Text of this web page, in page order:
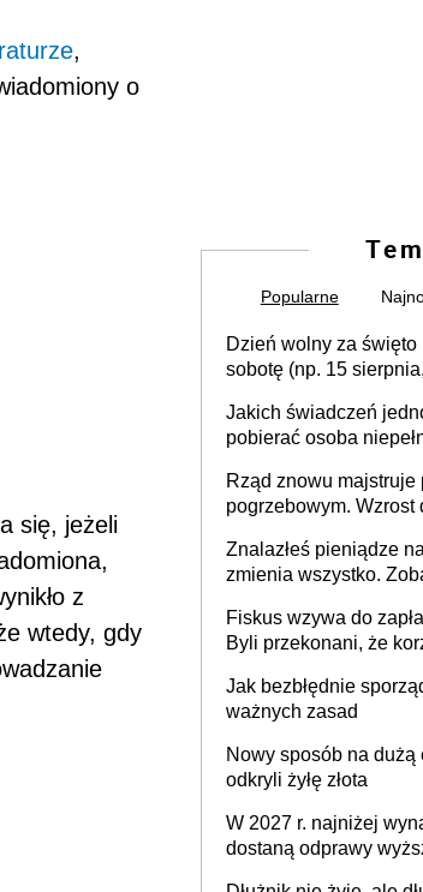
,
o
się, jeżeli
z
wtedy, gdy
Popularne
Dzień wolny za
sobotę (np. 15
pracodawcy (sektor
publiczna),
Jakich świadczeń
pobierać osoba
Rząd znowu majstruje
pogrzebowym. Wzrost
Znalazłeś pieniądze
zmienia wszystko.
Fiskus wzywa do
Byli przekonani, że
Jak bezbłędnie
ważnych zasad
Nowy sposób na dużą
odkryli żyłę złota
W 2027 r. najniżej
dostaną odprawy